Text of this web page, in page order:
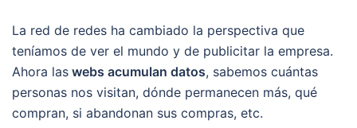
La red de redes ha cambiado la perspectiva que
teníamos de ver el mundo y de publicitar la empresa.
Ahora las webs acumulan datos, sabemos cuántas
personas nos visitan, dónde permanecen más, qué
compran, si abandonan sus compras, etc.